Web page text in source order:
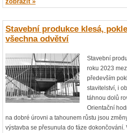
Stavební produkce klesá,
všechna odvětví
Stavební
roku 2023
především
stavitelství, i
táhnou dolů
Orientační
na dobré úrovni a tahounem růstu jsou
výstavba se přesunula do fáze dokončování.